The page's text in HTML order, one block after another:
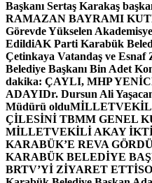
Başkanı Sertaş Karakaş
RAMAZAN BAYRAMI
Görevde Yükselen
EdildiAK Parti Karabük
Çetinkaya Vatandaş ve
Belediye Başkanı Bin Adet
dakika: ÇAYLI, MHP
ADAYIDr. Dursun Ali
Müdürü oldu
ÇİLESİNİ TBMM GENEL
MİLLETVEKİLİ AKAY
KARABÜK’E REVA
KARABÜK BELEDİYE
BRTV’Yİ ZİYARET ETTİ